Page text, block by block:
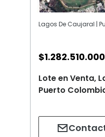
Lagos De Caujaral |
$1.282.510.000
Lote en Venta,
Puerto